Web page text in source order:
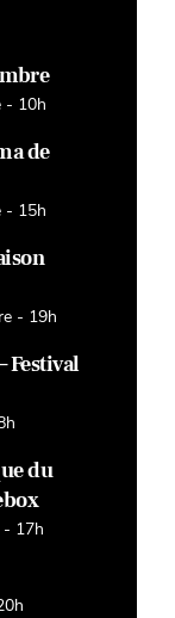
- 10h
de
- 15h
- 19h
Festival
du
- 17h